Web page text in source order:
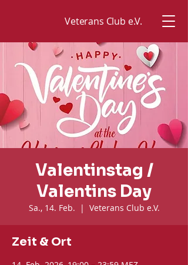
Veterans Club e.V.
Valentinstag /
Valentins Day
Sa., 14. Feb.
  |
Veterans Club e.V.
Zeit & Ort